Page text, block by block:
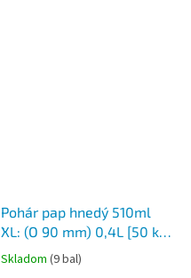
Pohár pap hnedý 510ml
`XL: (O 90 mm) 0,4L [50 ks]
76451
Skladom (9 bal)